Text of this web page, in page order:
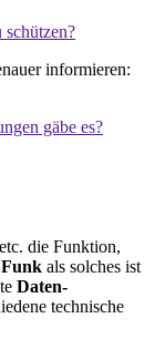
informieren:
gäbe es?
die Funktion,
als solches ist
Daten-
technische